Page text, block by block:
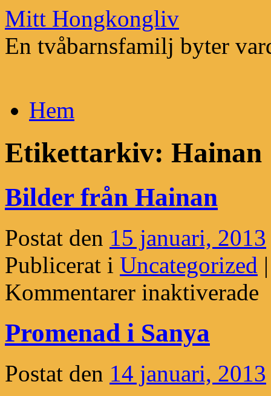
Mitt Hongkongliv
En tvåbarnsfamilj byter
Hoppa
till
innehållHem
Etikettarkiv: Hainan
Bilder från Hainan
Postat den 15 januari, 2013
Publicerat i Uncategorized |
Kommentarer inaktiverade
Promenad i Sanya
Postat den 14 januari, 2013